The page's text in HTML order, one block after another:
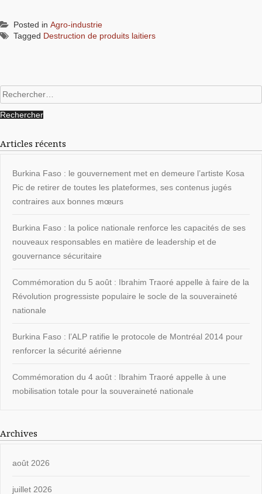
Posted in Agro-industrie
Tagged Destruction de produits laitiers
Rechercher :
Articles récents
Burkina Faso : le gouvernement met en demeure l’artiste Kosa
Pic de retirer de toutes les plateformes, ses contenus jugés
contraires aux bonnes mœurs
Burkina Faso : la police nationale renforce les capacités de ses
nouveaux responsables en matière de leadership et de
gouvernance sécuritaire
Commémoration du 5 août : Ibrahim Traoré appelle à faire de la
Révolution progressiste populaire le socle de la souveraineté
nationale
Burkina Faso : l’ALP ratifie le protocole de Montréal 2014 pour
renforcer la sécurité aérienne
Commémoration du 4 août : Ibrahim Traoré appelle à une
mobilisation totale pour la souveraineté nationale
Archives
août 2026
juillet 2026